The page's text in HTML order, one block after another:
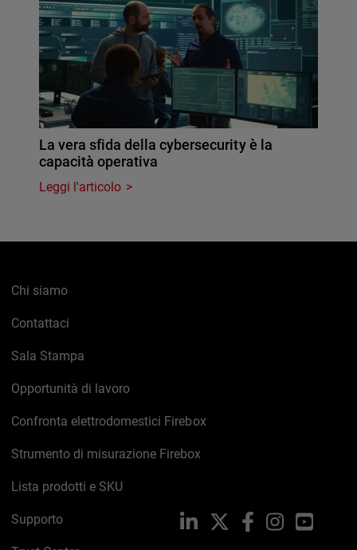
La vera sfida della cybersecurity è la
capacità operativa
Leggi l'articolo
Chi siamo
Contattaci
Sala Stampa
Opportunità di lavoro
Confronta elettrodomestici Firebox
Strumento di misurazione Firebox
Lista prodotti e SKU
Supporto LinkedIn FacebookInstagram